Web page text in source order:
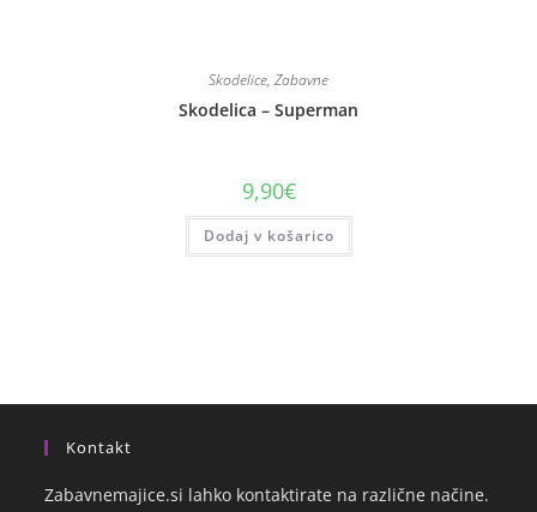
Skodelice, Zabavne
Skodelica – Superman
9,90€
Dodaj v košarico
Kontakt
Zabavnemajice.si lahko kontaktirate na različne načine.